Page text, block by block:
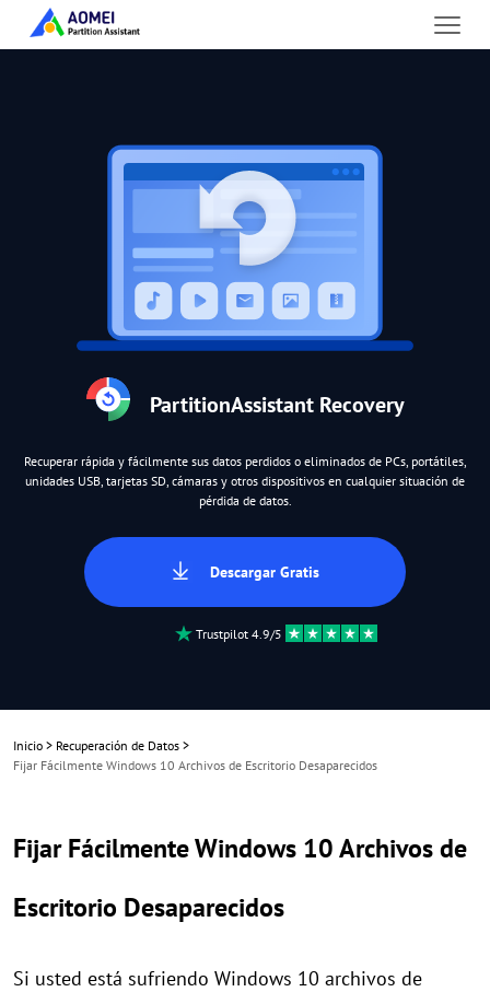
PartitionAssistant Recovery
Recuperar rápida y fácilmente sus datos perdidos o eliminados de PCs, portátiles,
unidades USB, tarjetas SD, cámaras y otros dispositivos en cualquier situación de
pérdida de datos.
Descargar Gratis
Trustpilot 4.9/5
Inicio > Recuperación de Datos >
Fijar Fácilmente Windows 10 Archivos de Escritorio Desaparecidos
Fijar Fácilmente Windows 10 Archivos de
Escritorio Desaparecidos
Si usted está sufriendo Windows 10 archivos de